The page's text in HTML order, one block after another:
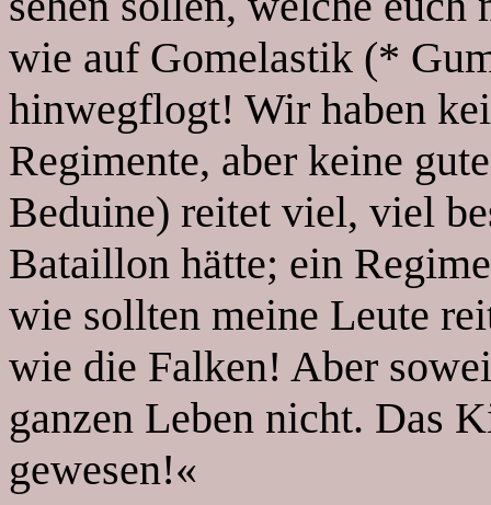
wie auf Gomelastik (*
hinwegflogt! Wir haben
Regimente, aber keine
Beduine) reitet viel, viel
Bataillon hätte; ein
wie sollten meine Leute
wie die Falken! Aber
ganzen Leben nicht. Das
gewesen!«